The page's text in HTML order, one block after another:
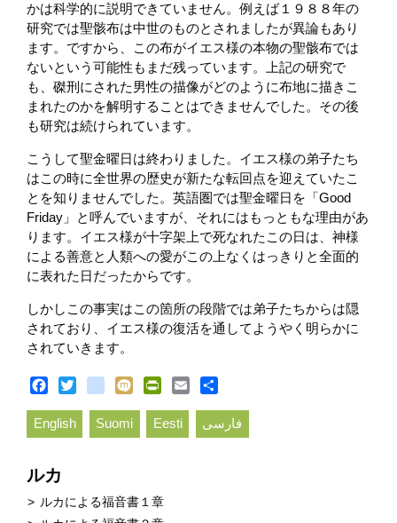
かは科学的に説明できていません。例えば１９８８年の
研究では聖骸布は中世のものとされましたが異論もあり
ます。ですから、この布がイエス様の本物の聖骸布では
ないという可能性もまだ残っています。上記の研究で
も、磔刑にされた男性の描像がどのように布地に描きこ
まれたのかを解明することはできませんでした。その後
も研究は続けられています。
こうして聖金曜日は終わりました。イエス様の弟子たち
はこの時に全世界の歴史が新たな転回点を迎えていたこ
とを知りませんでした。英語圏では聖金曜日を「Good
Friday」と呼んでいますが、それにはもっともな理由があ
ります。イエス様が十字架上で死なれたこの日は、神様
による善意と人類への愛がこの上なくはっきりと全面的
に表れた日だったからです。
しかしこの事実はこの箇所の段階では弟子たちからは隠
されており、イエス様の復活を通してようやく明らかに
されていきます。
Facebook
Twitterblogger_post
Mixi PrintFriendly
Email
English Suomi Eesti فارسی
ルカ
ルカによる福音書１章